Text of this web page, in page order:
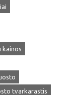
kainos
tvarkarastis